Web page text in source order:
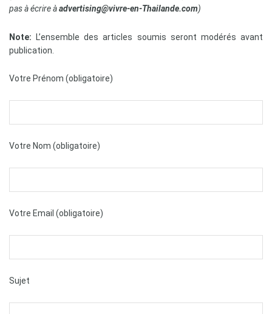
pas à écrire àadvertising@vivre-en-Thailande.com)
Note: L’ensemble des articles soumis seront modérés avant
publication.
Votre Prénom (obligatoire)
Votre Nom (obligatoire)
Votre Email (obligatoire)
Sujet